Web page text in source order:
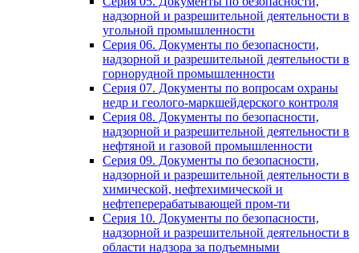
надзорной и разрешительной деятельности в
угольной промышленности
Серия 06. Документы по безопасности,
надзорной и разрешительной деятельности в
горнорудной промышленности
Серия 07. Документы по вопросам охраны
недр и геолого-маркшейдерского контроля
Серия 08. Документы по безопасности,
надзорной и разрешительной деятельности в
нефтяной и газовой промышленности
Серия 09. Документы по безопасности,
надзорной и разрешительной деятельности в
химической, нефтехимической и
нефтеперерабатывающей пром-ти
Серия 10. Документы по безопасности,
надзорной и разрешительной деятельности в
области надзора за подъемными